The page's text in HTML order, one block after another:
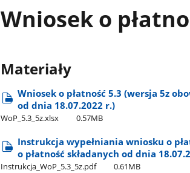
Wniosek o
Materiały
Wniosek o płatność 5.3 (wersja 5z
od dnia 18.07.2022 r.)
WoP​_5.3​_5z.xlsx 0.57MB
Instrukcja wypełniania wniosku o
o płatność składanych od dnia
Instrukcja​_WoP​_5.3​_5z.pdf 0.61MB